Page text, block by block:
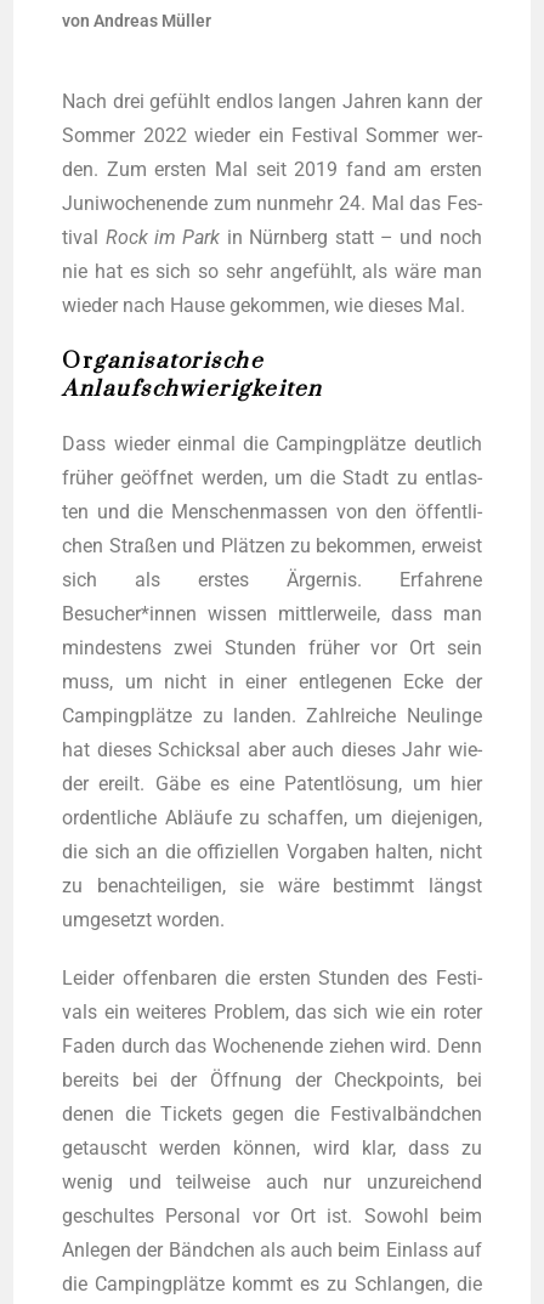
von Andre­as Müller
Nach drei gefühlt end­los lan­gen Jah­ren kann der
Som­mer 2022 wie­der ein Fes­ti­val Som­mer wer­
den. Zum ers­ten Mal seit 2019 fand am ers­ten
Juni­wo­chen­en­de zum nun­mehr 24. Mal das Fes­
ti­val Rock im Park in Nürn­berg statt – und noch
nie hat es sich so sehr ange­fühlt, als wäre man
wie­der nach Hau­se gekom­men, wie die­ses Mal.
Organisatorische
Anlaufschwierigkeiten
Dass wie­der ein­mal die Cam­ping­plät­ze deut­lich
frü­her geöff­net wer­den, um die Stadt zu ent­las­
ten und die Men­schen­mas­sen von den öffent­li­
chen Stra­ßen und Plät­zen zu bekom­men, erweist
sich als ers­tes Ärger­nis. Erfah­re­ne
Besucher*innen wis­sen mitt­ler­wei­le, dass man
min­des­tens zwei Stun­den frü­her vor Ort sein
muss, um nicht in einer ent­le­ge­nen Ecke der
Cam­ping­plät­ze zu lan­den. Zahl­rei­che Neu­lin­ge
hat die­ses Schick­sal aber auch die­ses Jahr wie­
der ereilt. Gäbe es eine Patent­lö­sung, um hier
ordent­li­che Abläu­fe zu schaf­fen, um die­je­ni­gen,
die sich an die offi­zi­el­len Vor­ga­ben hal­ten, nicht
zu benach­tei­li­gen, sie wäre bestimmt längst
umge­setzt worden.
Lei­der offen­ba­ren die ers­ten Stun­den des Fes­ti­
vals ein wei­te­res Pro­blem, das sich wie ein roter
Faden durch das Wochen­en­de zie­hen wird. Denn
bereits bei der Öff­nung der Check­points, bei
denen die Tickets gegen die Fes­ti­val­bänd­chen
getauscht wer­den kön­nen, wird klar, dass zu
wenig und teil­wei­se auch nur unzu­rei­chend
geschul­tes Per­so­nal vor Ort ist. Sowohl beim
Anle­gen der Bänd­chen als auch beim Ein­lass auf
die Cam­ping­plät­ze kommt es zu Schlan­gen, die